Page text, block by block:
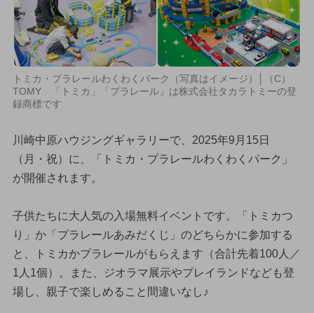
トミカ・プラレールわくわくパーク（写真はイメージ）│（C）
TOMY 「トミカ」「プラレール」は株式会社タカラトミーの登
録商標です
川崎中原ハウジングギャラリーで、2025年9月15日
（月・祝）に、「トミカ・プラレールわくわくパーク」
が開催されます。
子供たちに大人気の入場無料イベントです。「トミカつ
り」か「プラレールあみだくじ」のどちらかに参加する
と、トミカかプラレールがもらえます（合計先着100人／
1人1個）。また、ジオラマ展示やプレイランドなども登
場し、親子で楽しめること間違いなし♪